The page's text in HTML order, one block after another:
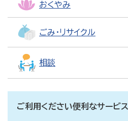
おくやみ
ごみ・リサイクル
相談
ご利用ください便利なサービス